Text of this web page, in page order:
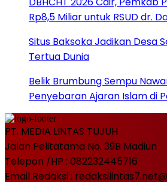
Rp8,5 Miliar untuk RSUD dr.
Situs Baksoka Jadikan Desa
Tertua Dunia
Belik Brumbung Sempu
Penyebaran Ajaran Islam di
PT. MEDIA LINTAS TUJUH
Jalan Pelitatama No. 39B Madiun
Telepon /HP : 082232445716
Email Redaksi :